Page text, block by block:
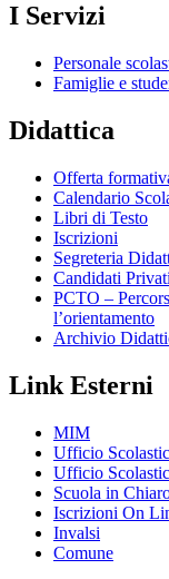
I Servizi
Personale
Famiglie e
Didattica
Offerta
Calendario
Libri di Testo
Iscrizioni
Segreteria
Candidati
PCTO –
l’orientamento
Archivio
Link Esterni
MIM
Ufficio
Ufficio
Scuola in
Iscrizioni On
Invalsi
Comune